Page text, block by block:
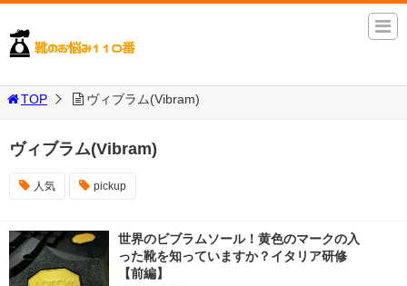
TOP ヴィブラム(Vibram)
ヴィブラム(Vibram)
人気 pickup
世界のビブラムソール！黄色のマークの入
った靴を知っていますか？イタリア研修
【前編】